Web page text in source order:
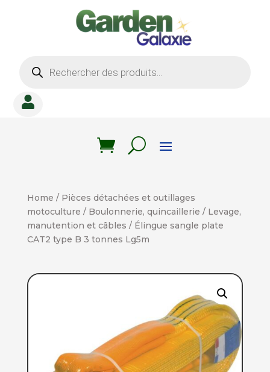
produits

Home / Pièces détachées et outillages
motoculture / Boulonnerie, quincaillerie / Levage,
manutention et câbles / Élingue sangle plate
CAT2 type B 3 tonnes Lg5m